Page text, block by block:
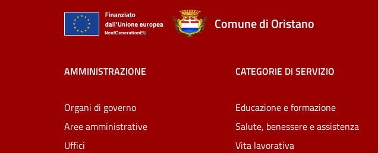
Comune di Oristano
AMMINISTRAZIONE
Organi di governo
Aree amministrative
Uffici
CATEGORIE DI SERVIZIO
Educazione e formazione
Salute, benessere e assistenza
Vita lavorativa